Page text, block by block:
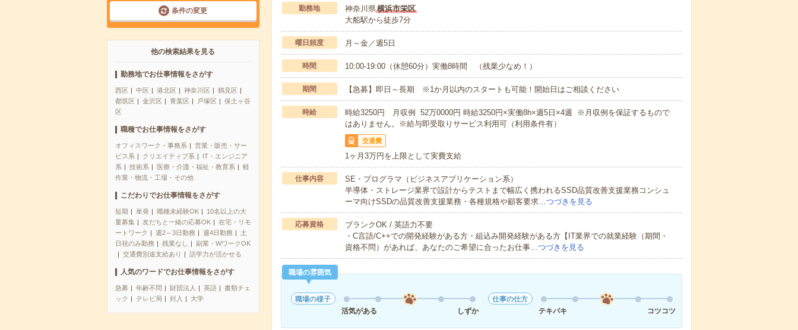
条件の変更
他の検索結果を見る
勤務地でお仕事情報をさがす
西区 中区 港北区 神奈川区
鶴見区
都筑区
金沢区 青葉区 戸塚区
保土ヶ谷
区
職種でお仕事情報をさがす
オフィスワーク・事務系
営業・販売・サー
ビス系
クリエイティブ系
IT・エンジニア
系
技術系 医療・介護・福祉・教育系
軽
作業・物流・工場・その他
こだわりでお仕事情報をさがす
短期 単発 職種未経験OK
10名以上の大
量募集
友だちと一緒の応募OK
在宅・リモ
ートワーク
週2～3日勤務 週4日勤務
土
日祝のみ勤務
残業なし
副業・WワークOK
交通費別途支給あり
語学力が活かせる
人気のワードでお仕事情報をさがす
急募 年齢不問 財団法人 英語
書類チェ
ック
テレビ局 封入 大学
勤務地 神奈川県横浜市栄区
大船駅から徒歩7分
曜日頻度 月～金／週5日
時間 10:00-19:00（休憩60分）実働8時間 （残業少なめ！）
期間 【急募】即日～長期 ※1か月以内のスタートも可能！開始日はご相談ください
時給
時給3250円 月収例 52万0000円 時給3250円×実働8h×週5日×4週 ※月収例を保証するもので
はありません。※給与即受取りサービス利用可（利用条件有）
交通費
1ヶ月3万円を上限として実費支給
仕事内容
SE・プログラマ（ビジネスアプリケーション系）
半導体・ストレージ業界で設計からテストまで幅広く携われるSSD品質改善支援業務コンシュ
ーマ向けSSDの品質改善支援業務・各種規格や顧客要求…つづきを見る
応募資格
ブランクOK / 英語力不要
・C言語/C++での開発経験がある方・組込み開発経験がある方【IT業界での就業経験（期間・
資格不問）があれば、あなたのご希望に合ったお仕事…つづきを見る
職場の雰囲気
職場の様子
活気がある
しずか
仕事の仕方
テキパキ
コツコツ